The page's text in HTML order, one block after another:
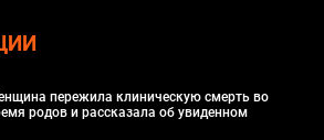
пережила клиническую смерть во
родов и рассказала об увиденном